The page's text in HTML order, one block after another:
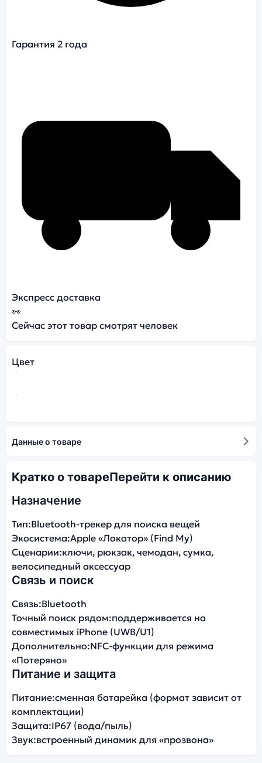
Гарантия 2 года
Экспресс доставка
👀
Сейчас этот товар смотрят человек
Цвет
Данные о товаре
Кратко о товареПерейти к описанию
Назначение
Тип:Bluetooth-трекер для поиска вещей
Экосистема:Apple «Локатор» (Find My)
Сценарии:ключи, рюкзак, чемодан, сумка,
велосипедный аксессуар
Связь и поиск
Связь:Bluetooth
Точный поиск рядом:поддерживается на
совместимых iPhone (UWB/U1)
Дополнительно:NFC-функции для режима
«Потеряно»
Питание и защита
Питание:сменная батарейка (формат зависит от
комплектации)
Защита:IP67 (вода/пыль)
Звук:встроенный динамик для «прозвона»